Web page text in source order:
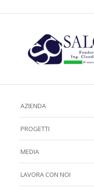
AZIENDA
PROGETTI
MEDIA
LAVORA CON NOI